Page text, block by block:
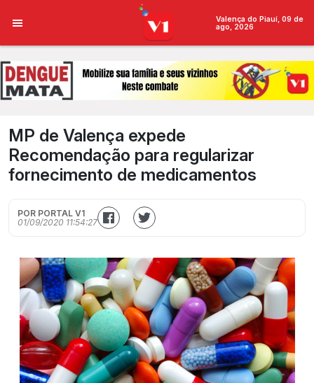
Valença do Piauí, 09 de
ago, 2026
MP de Valença expede
Recomendação para regularizar
fornecimento de medicamentos
POR PORTAL V1
01/09/2020 11:54:27